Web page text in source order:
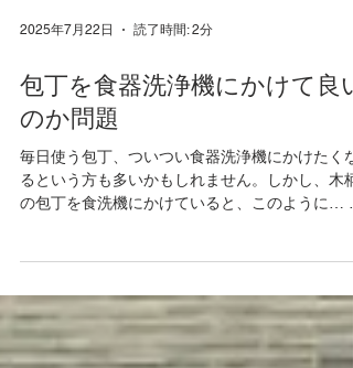
2025年7月22日
包丁を食器洗浄機にかけて良い
毎日使う包丁、ついつい食器洗浄機にかけたくな
の包丁を食洗機にかけていると、このように…
じモデルの包丁。左が新品、右が食洗機を使用し
たもの。 木がカサカサになってきてしま